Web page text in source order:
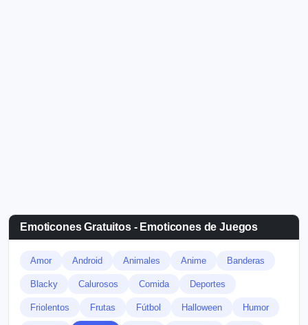
Emoticones Gratuitos - Emoticones de Juegos
Amor Android Animales Anime Banderas
Blacky Calurosos Comida Deportes
Friolentos Frutas Fútbol Halloween Humor